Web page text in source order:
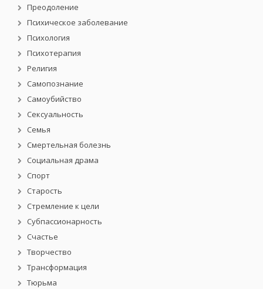
Преодоление
Психическое заболевание
Психология
Психотерапия
Религия
Самопознание
Самоубийство
Сексуальность
Семья
Смертельная болезнь
Социальная драма
Спорт
Старость
Стремление к цели
Субпассионарность
Счастье
Творчество
Трансформация
Тюрьма